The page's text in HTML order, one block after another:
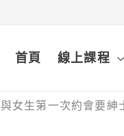
首頁 線上課程
與女生第一次約會要紳